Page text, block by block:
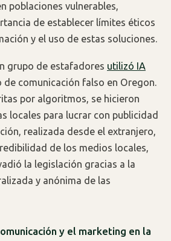
poblaciones vulnerables,
de establecer límites éticos
y el uso de estas soluciones.
grupo de estafadores utilizó IA
de comunicación falso en Oregon.
por algoritmos, se hicieron
locales para lucrar con publicidad
realizada desde el extranjero,
de los medios locales,
la legislación gracias a la
y anónima de las
y el marketing en la